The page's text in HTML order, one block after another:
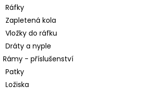
Ráfky
Zapletená kola
Vložky do ráfku
Dráty a nyple
Rámy - příslušenství
Patky
Ložiska